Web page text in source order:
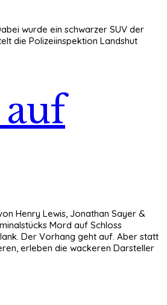
wurde ein schwarzer SUV der
die Polizeiinspektion Landshut
Henry Lewis, Jonathan Sayer &
Mord auf Schloss
Der Vorhang geht auf. Aber statt
erleben die wackeren Darsteller